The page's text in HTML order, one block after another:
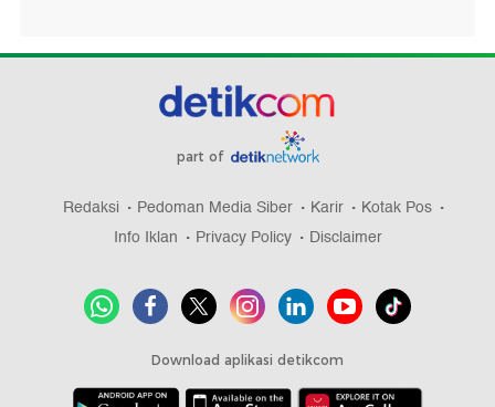
part of
Redaksi Pedoman Media Siber Karir
Kotak Pos
Info Iklan
Privacy Policy Disclaimer
Download aplikasi detikcom